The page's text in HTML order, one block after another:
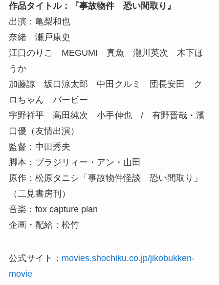
作品タイトル：『事故物件 恐い間取り』
出演：亀梨和也
奈緒 瀬戸康史
江口のりこ MEGUMI 真魚 瀧川英次 木下ほ
うか
加藤諒 坂口涼太郎 中田クルミ 団長安田 ク
ロちゃん バービー
宇野祥平 高田純次 小手伸也 / 有野晋哉・濱
口優（友情出演）
監督：中田秀夫
脚本：ブラジリィー・アン・山田
原作：松原タニシ「事故物件怪談 恐い間取り」
（二見書房刊）
音楽：fox capture plan
企画・配給：松竹
公式サイト： movies.shochiku.co.jp/jikobukken-
movie